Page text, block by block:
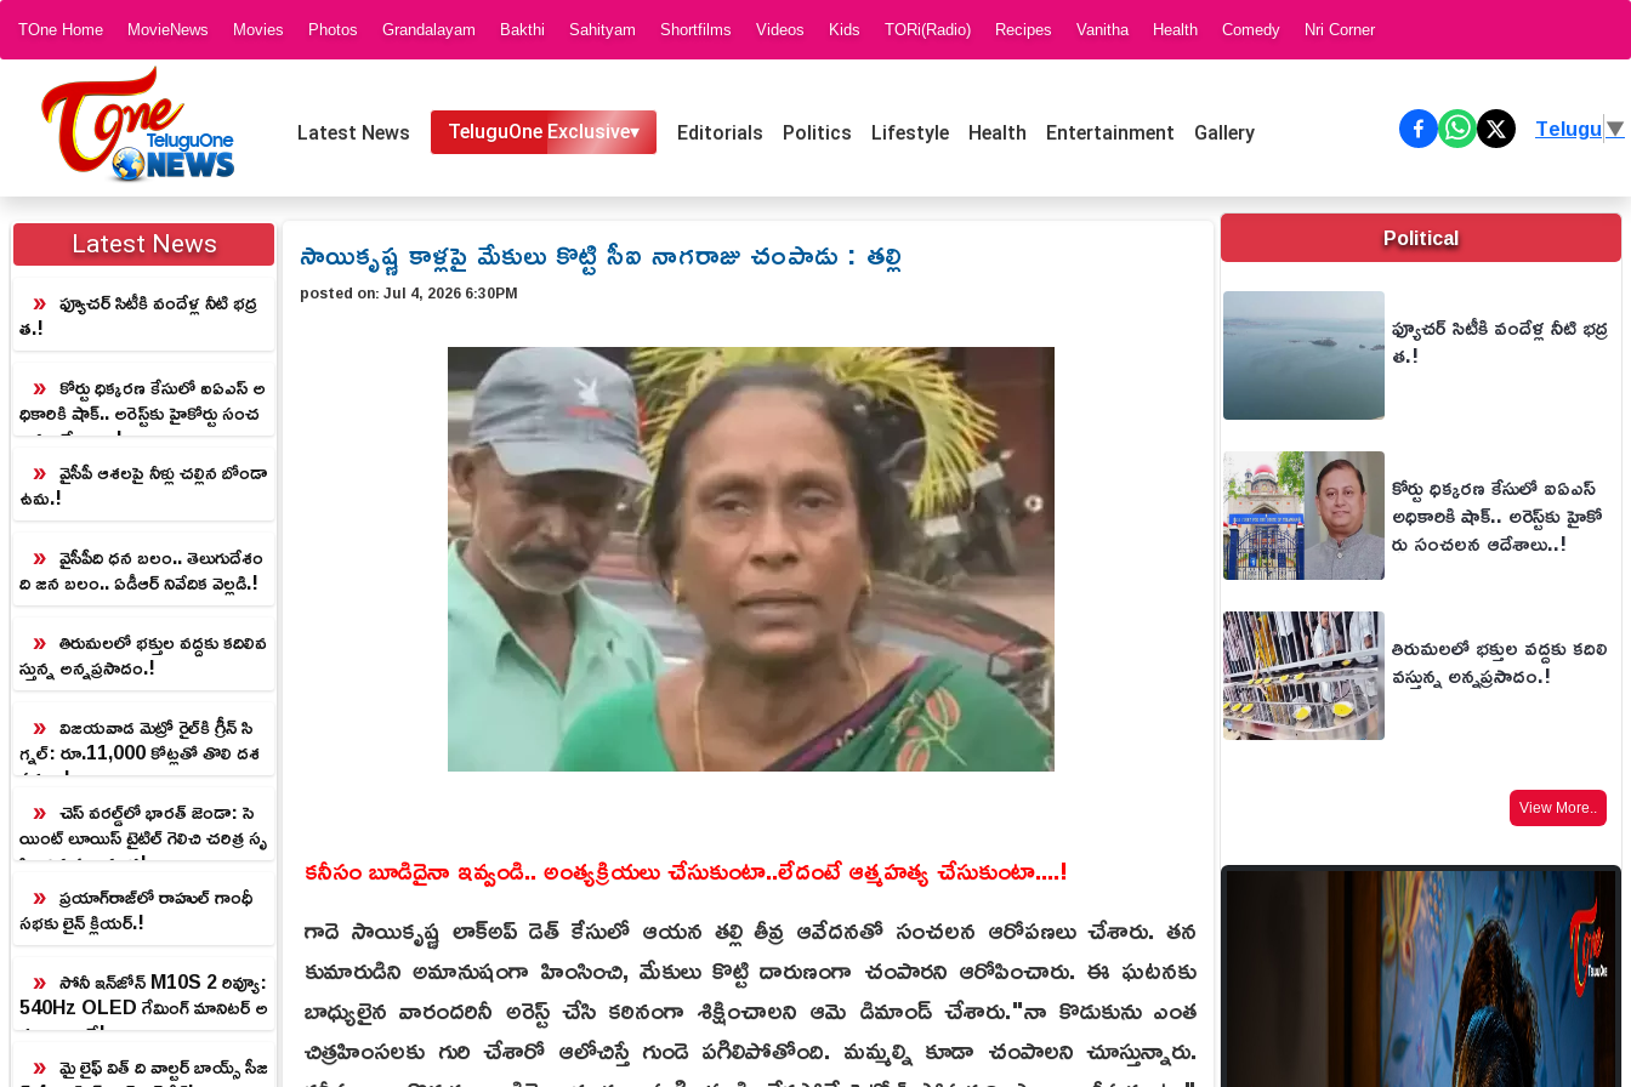
TOne Home MovieNews Movies Photos Grandalayam Bakthi Sahityam Shortfilms Videos Kids TORi(Radio) Recipes Vanitha Health Comedy Nri Corner
Latest News TeluguOne Exclusive▾ Editorials Politics Lifestyle Health Entertainment Gallery Telugu▼
Latest News
ఫ్యూచర్ సిటీకి వందేళ్ల నీటి భద్ర
త.!
కోర్టు ధిక్కరణ కేసులో ఐఏఎస్ అ
ధికారికి షాక్.. అరెస్ట్‌కు హైకోర్టు సంచ
లన ఆదేశాలు..!
వైసీపీ ఆశలపై నీళ్లు చల్లిన బోండా
ఉమ.!
వైసీపీది ధన బలం.. తెలుగుదేశం
ది జన బలం.. ఏడీఆర్ నివేదిక వెల్లడి.!
తిరుమలలో భక్తుల వద్దకు కదిలివ
స్తున్న అన్నప్రసాదం.!
విజయవాడ మెట్రో రైల్‌కి గ్రీన్ సి
గ్నల్: రూ.11,000 కోట్లతో తొలి దశ
పనులు!
చెస్ వరల్డ్‌లో భారత్ జెండా: సె
యింట్ లూయిస్ టైటిల్ గెలిచి చరిత్ర సృ
ష్టించిన ప్రజ్ఞానంద!
ప్రయాగ్‌రాజ్‌లో రాహుల్ గాంధీ
సభకు లైన్ క్లియర్.!
సోనీ ఇన్‌జోన్ M10S 2 రివ్యూ:
540Hz OLED గేమింగ్ మానిటర్ అ
ద్భుతాలు ఇవే!
మై లైఫ్ విత్ ది వాల్టర్ బాయ్స్ సీజ
సాయికృష్ణ కాళ్లపై మేకులు కొట్టి సీఐ నాగరాజు చంపాడు : తల్లి
posted on:Jul 4, 2026 6:30PM
కనీసం బూడిదైనా ఇవ్వండి.. అంత్యక్రియలు చేసుకుంటా..లేదంటే ఆత్మహత్య చేసుకుంటా....!
గాదె సాయికృష్ణ లాక్‌అప్ డెత్ కేసులో ఆయన తల్లి తీవ్ర ఆవేదనతో సంచలన ఆరోపణలు చేశారు. తన
కుమారుడిని అమానుషంగా హింసించి, మేకులు కొట్టి దారుణంగా చంపారని ఆరోపించారు. ఈ ఘటనకు
బాధ్యులైన వారందరినీ అరెస్ట్ చేసి కఠినంగా శిక్షించాలని ఆమె డిమాండ్ చేశారు."నా కొడుకును ఎంత
చిత్రహింసలకు గురి చేశారో ఆలోచిస్తే గుండె పగిలిపోతోంది. మమ్మల్ని కూడా చంపాలని చూస్తున్నారు.
Political
ఫ్యూచర్ సిటీకి వందేళ్ల నీటి భద్ర
త.!
కోర్టు ధిక్కరణ కేసులో ఐఏఎస్
అధికారికి షాక్.. అరెస్ట్‌కు హైకో
ర్టు సంచలన ఆదేశాలు..!
తిరుమలలో భక్తుల వద్దకు కదిలి
వస్తున్న అన్నప్రసాదం.!
View More..